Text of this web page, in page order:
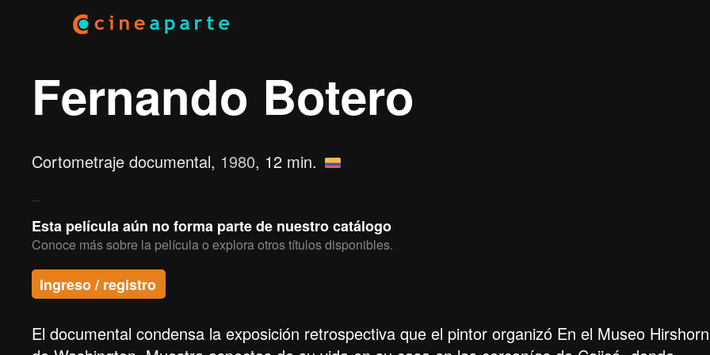
Fernando Botero
Cortometraje documental, 1980, 12 min.
Esta película aún no forma parte de nuestro catálogo
Conoce más sobre la película o explora otros títulos disponibles.
Ingreso / registro
El documental condensa la exposición retrospectiva que el pintor organizó En el Museo Hirshorn